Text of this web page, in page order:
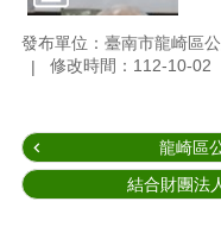
發布單位：臺南市龍崎區
修改時間：112-10-02
龍崎區
結合財團法